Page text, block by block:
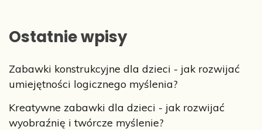
Ostatnie wpisy
Zabawki konstrukcyjne dla dzieci - jak rozwijać
umiejętności logicznego myślenia?
Kreatywne zabawki dla dzieci - jak rozwijać
wyobraźnię i twórcze myślenie?